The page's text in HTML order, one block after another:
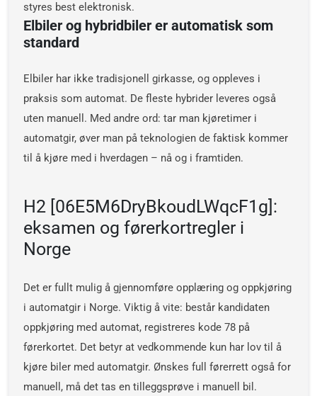
styres best elektronisk.
Elbiler og hybridbiler er automatisk som
standard
Elbiler har ikke tradisjonell girkasse, og oppleves i
praksis som automat. De fleste hybrider leveres også
uten manuell. Med andre ord: tar man kjøretimer i
automatgir, øver man på teknologien de faktisk kommer
til å kjøre med i hverdagen – nå og i framtiden.
H2 [06E5M6DryBkoudLWqcF1g]:
eksamen og førerkortregler i
Norge
Det er fullt mulig å gjennomføre opplæring og oppkjøring
i automatgir i Norge. Viktig å vite: består kandidaten
oppkjøring med automat, registreres kode 78 på
førerkortet. Det betyr at vedkommende kun har lov til å
kjøre biler med automatgir. Ønskes full førerrett også for
manuell, må det tas en tilleggsprøve i manuell bil.